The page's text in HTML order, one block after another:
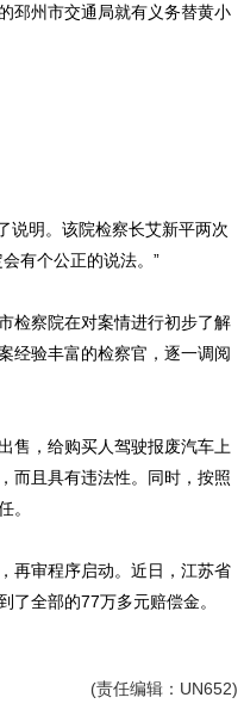
州市交通局就有义务替黄小
明。该院检察长艾新平两次
有个公正的说法。”
察院在对案情进行初步了解
经验丰富的检察官，逐一调阅
，给购买人驾驶报废汽车上
而且具有违法性。同时，按照
。
审程序启动。近日，江苏省
了全部的77万多元赔偿金。
(责任编辑：UN652)